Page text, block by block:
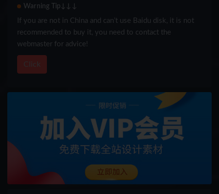
Warning Tip↓↓↓
If you are not in China and can’t use Baidu disk, it is not
recommended to buy it, you need to contact the
webmaster for advice!
Click